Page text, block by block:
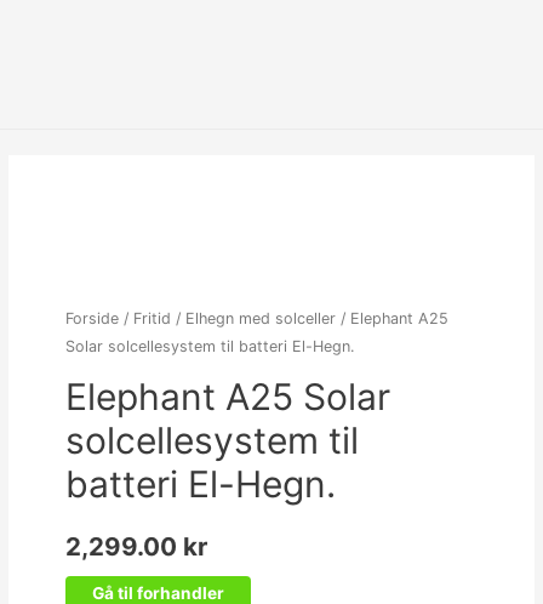
Forside/ Fritid / Elhegn med solceller/ Elephant A25
Solar solcellesystem til batteri El-Hegn.
Elephant A25 Solar
solcellesystem til
batteri El-Hegn.
2,299.00 kr
Gå til forhandler